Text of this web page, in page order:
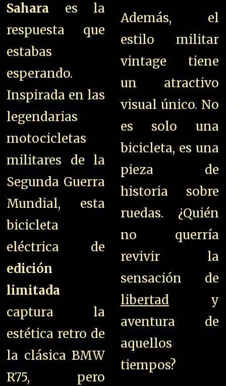
Sahara es la
respuesta que
estabas
esperando.
Inspirada en las
legendarias
motocicletas
militares de la
Segunda Guerra
Mundial, esta
bicicleta
eléctrica de
edición
limitada
captura la
estética retro de
la clásica BMW
R75, pero
Además, el
estilo militar
vintage tiene
un atractivo
visual único. No
es solo una
bicicleta, es una
pieza de
historia sobre
ruedas. ¿Quién
no querría
revivir la
sensación de
libertad y
aventura de
aquellos
tiempos?